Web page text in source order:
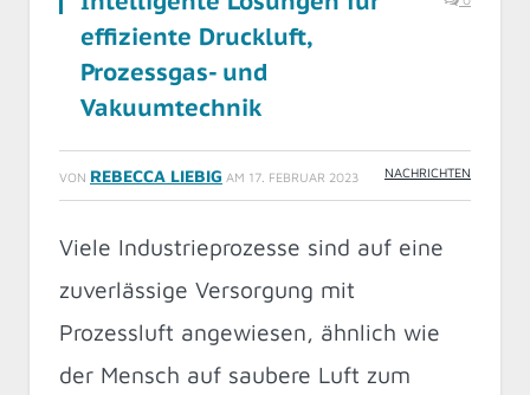
effiziente Druckluft,
Prozessgas- und
Vakuumtechnik
VON REBECCA LIEBIG AM 17. FEBRUAR 2023 NACHRICHTEN
Viele Industrieprozesse sind auf eine
zuverlässige Versorgung mit
Prozessluft angewiesen, ähnlich wie
der Mensch auf saubere Luft zum